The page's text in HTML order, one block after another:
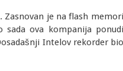
Zasnovan je na flash
ova kompanija
Intelov rekorder